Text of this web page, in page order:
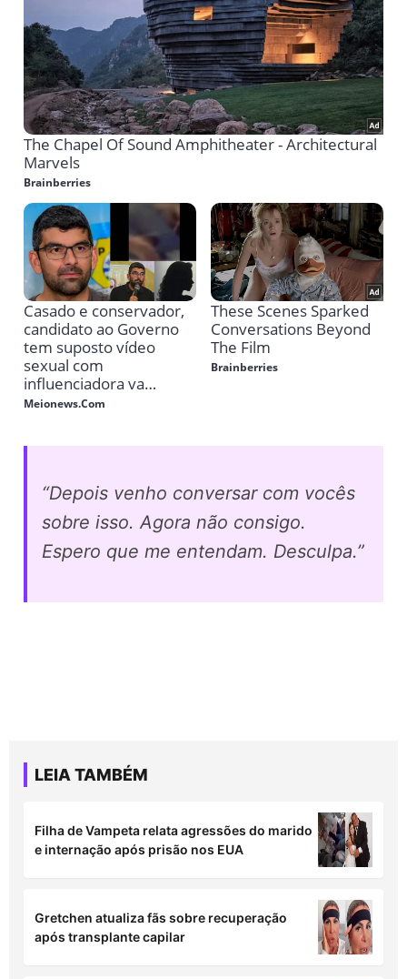
“Depois venho conversar com vocês
sobre isso. Agora não consigo.
Espero que me entendam. Desculpa.”
LEIA TAMBÉM
Filha de Vampeta relata agressões do marido
e internação após prisão nos EUA
Gretchen atualiza fãs sobre recuperação
após transplante capilar